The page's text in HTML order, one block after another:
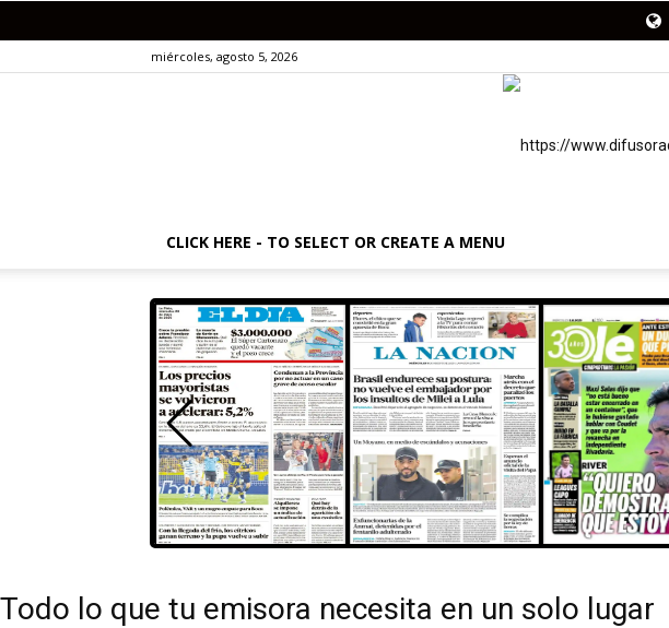
miércoles, agosto 5, 2026
CLICK HERE - TO SELECT OR CREATE A MENU
Todo lo que tu emisora necesita en un solo lugar